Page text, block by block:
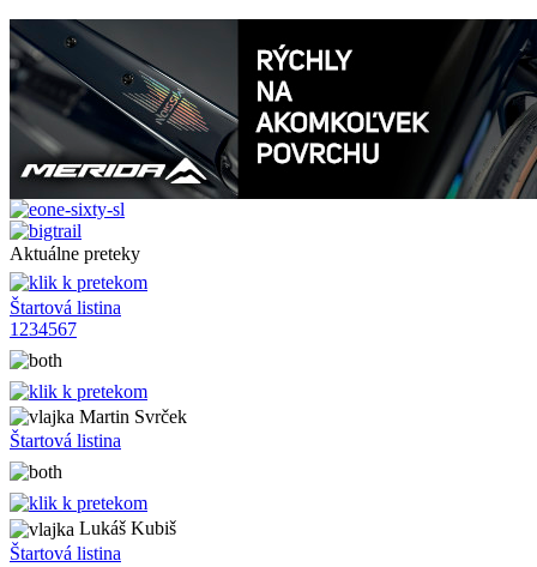
Aktuálne preteky
Štartová listina
1 234567
Martin Svrček
Štartová listina
Lukáš Kubiš
Štartová listina